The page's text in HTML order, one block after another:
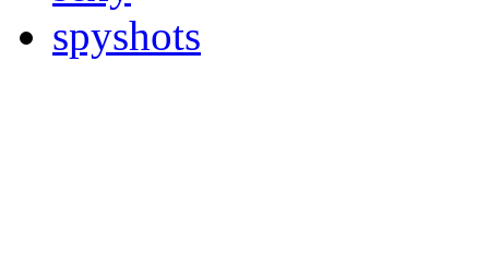
spyshots